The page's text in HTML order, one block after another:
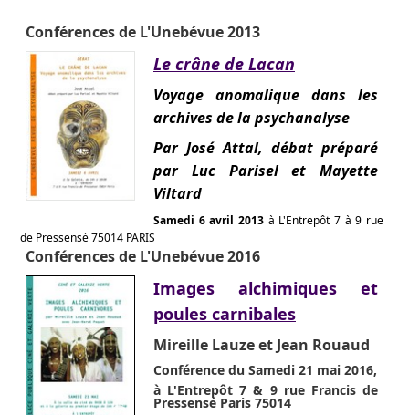
Conférences de L'Unebévue 2013
Le crâne de Lacan
Voyage anomalique dans les
archives de la psychanalyse
Par José Attal, débat préparé
par Luc Parisel et Mayette
Viltard
Samedi 6 avril 2013 à L'Entrepôt 7 à 9 rue
de Pressensé 75014 PARIS
Conférences de L'Unebévue 2016
Images alchimiques et
poules carnibales
Mireille Lauze et Jean Rouaud
Conférence du Samedi 21 mai 2016,
à L'Entrepôt 7 & 9 rue Francis de
Pressensé Paris 75014